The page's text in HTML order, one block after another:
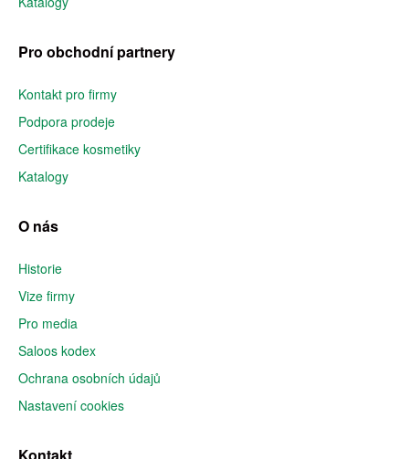
Pro obchodní partnery
Kontakt pro firmy
Podpora prodeje
Certifikace kosmetiky
Katalogy
O nás
Historie
Vize firmy
Pro media
Saloos kodex
Ochrana osobních údajů
Nastavení cookies